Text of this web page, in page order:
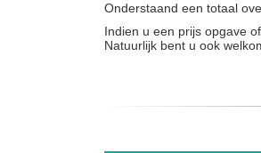
Onderstaand een totaal
Indien u een prijs opgave
Natuurlijk bent u ook